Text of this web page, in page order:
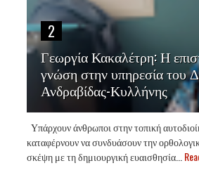
2
Γεωργία Κακαλέτρη: Η
γνώση στην υπηρεσία του
Ανδραβίδας-Κυλλήνης
Υπάρχουν άνθρωποι στην τοπική
καταφέρνουν να συνδυάσουν την
σκέψη με τη δημιουργική ευαισθησία...